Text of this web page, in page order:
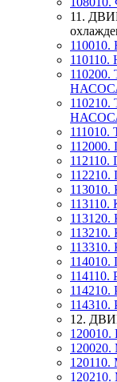
11.
12.